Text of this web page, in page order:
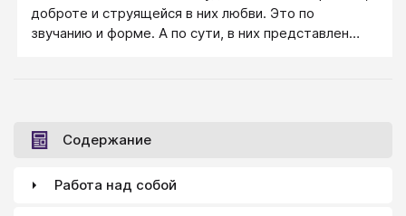
доброте и струящейся в них любви. Это по
звучанию и форме. А по сути, в них представлен
Содержание
Работа над собой